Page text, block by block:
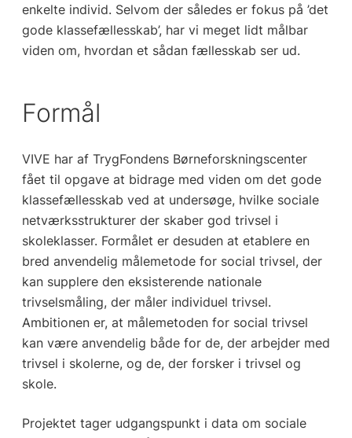
enkelte individ. Selvom der således er fokus på ’det
gode klassefællesskab’, har vi meget lidt målbar
viden om, hvordan et sådan fællesskab ser ud.
Formål
VIVE har af TrygFondens Børneforskningscenter
fået til opgave at bidrage med viden om det gode
klassefællesskab ved at undersøge, hvilke sociale
netværksstrukturer der skaber god trivsel i
skoleklasser. Formålet er desuden at etablere en
bred anvendelig målemetode for social trivsel, der
kan supplere den eksisterende nationale
trivselsmåling, der måler individuel trivsel.
Ambitionen er, at målemetoden for social trivsel
kan være anvendelig både for de, der arbejder med
trivsel i skolerne, og de, der forsker i trivsel og
skole.
Projektet tager udgangspunkt i data om sociale